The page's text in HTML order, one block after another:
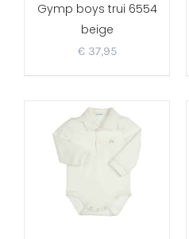
Gymp boys trui 6554
beige
€37,95